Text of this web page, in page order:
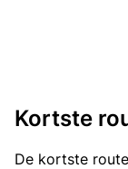
Kortste
De kortste